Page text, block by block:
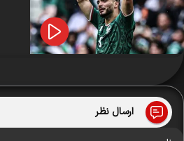
ارسال نظر